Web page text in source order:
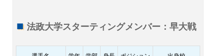
法政大学スターティングメンバー：早大戦